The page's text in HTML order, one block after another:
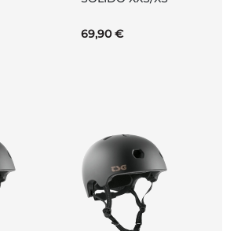
69,90 €